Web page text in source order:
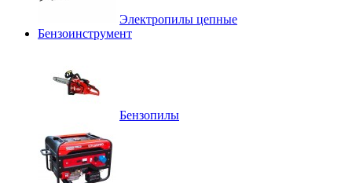
Электропилы цепные
Бензоинструмент
Бензопилы